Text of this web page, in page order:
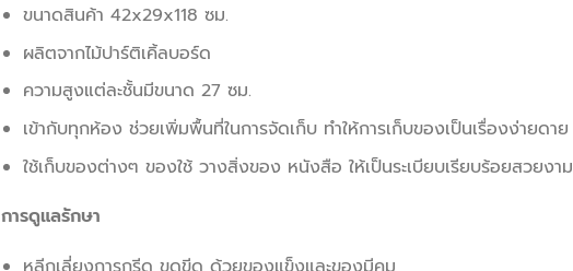
ขนาดสินค้า 42x29x118 ซม.
ผลิตจากไม้ปาร์ติเคิ้ลบอร์ด
ความสูงแต่ละชั้นมีขนาด 27 ซม.
เข้ากับทุกห้อง ช่วยเพิ่มพื้นที่ในการจัดเก็บ ทำให้การเก็บของเป็นเรื่องง่ายดาย
ใช้เก็บของต่างๆ ของใช้ วางสิ่งของ หนังสือ ให้เป็นระเบียบเรียบร้อยสวยงาม
การดูแลรักษา